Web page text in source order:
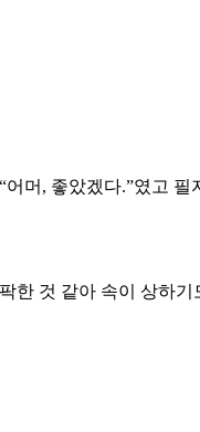
머, 좋았겠다.”였고 필
한 것 같아 속이 상하기